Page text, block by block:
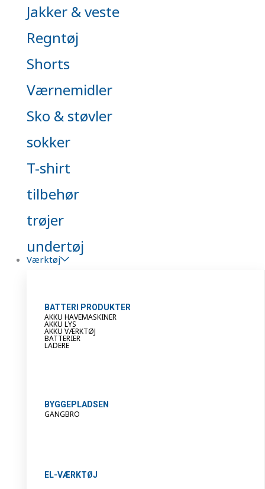
Jakker & veste
Regntøj
Shorts
Værnemidler
Sko & støvler
sokker
T-shirt
tilbehør
trøjer
undertøj
Værktøj
BATTERI PRODUKTER
AKKU HAVEMASKINER
AKKU LYS
AKKU VÆRKTØJ
BATTERIER
LADERE
BYGGEPLADSEN
GANGBRO
EL-VÆRKTØJ